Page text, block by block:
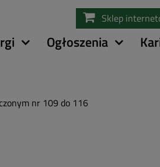
treści
Sklep
Ogłoszenia
nr 109 do 116